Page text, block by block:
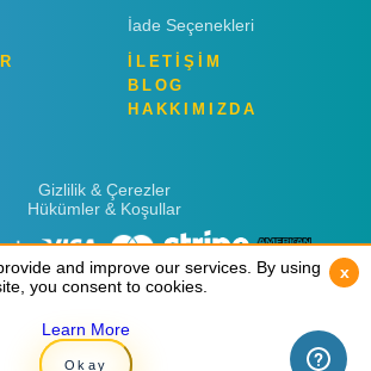
İade Seçenekleri
İLETİŞİM
BLOG
HAKKIMIZDA
Gizlilik & Çerezler
Hükümler & Koşullar
© 2019 Rent 'n Connect
and improve our services. By using
you consent to cookies.
Learn More
Okay
x
and improve our services. By using
you consent to cookies.
Learn More
Okay
x